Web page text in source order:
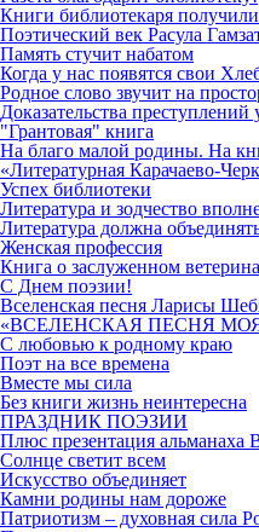
Книги библиотекаря
Поэтический век Расула
Память стучит набатом
Когда у нас появятся свои
Родное слово звучит на
Доказательства преступлений
"Грантовая" книга
На благо малой родины. На
«Литературная Карачаево-
Успех библиотеки
Литература и зодчество
Литература должна
Женская профессия
Книга о заслуженном
С Днем поэзии!
Вселенская песня Ларисы
«ВСЕЛЕНСКАЯ ПЕСНЯ
С любовью к родному краю
Поэт на все времена
Вместе мы сила
Без книги жизнь неинтересна
ПРАЗДНИК ПОЭЗИИ
Плюс презентация альманаха
Солнце светит всем
Искусство объединяет
Камни родины нам дороже
Патриотизм – духовная сила